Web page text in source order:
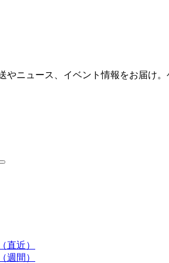
やニュース、イベント情報をお届け
直近）
週間）